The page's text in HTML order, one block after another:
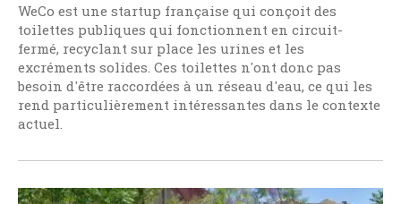
WeCo est une startup française qui conçoit des
toilettes publiques qui fonctionnent en circuit-
fermé, recyclant sur place les urines et les
excréments solides. Ces toilettes n'ont donc pas
besoin d'être raccordées à un réseau d'eau, ce qui les
rend particulièrement intéressantes dans le contexte
actuel.